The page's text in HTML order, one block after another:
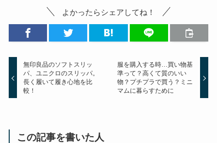
よかったらシェアしてね！
無印良品のソフトスリッ
パ、ユニクロのスリッパ。
長く履いて履き心地を比
較！
服を購入する時…買い物基
準って？高くて質のいい
物？プチプラで買う？ミニ
マムに暮らすために
この記事を書いた人